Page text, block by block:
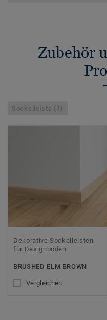
Zubehör
Sockelleiste (1)
Dekorative Sockelleisten
für Designböden
BRUSHED ELM BROWN
Vergleichen